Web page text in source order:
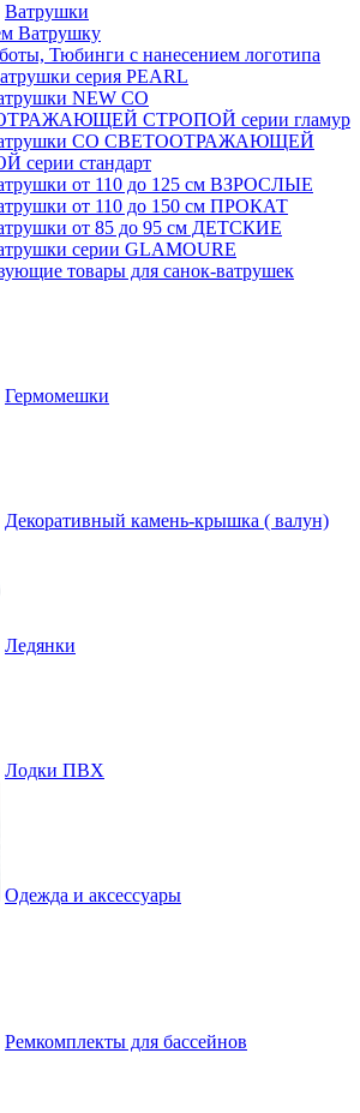
Ватрушки
Ватрушку
Тюбинги с нанесением логотипа
серия PEARL
NEW СО
СТРОПОЙ серии гламур
СО СВЕТООТРАЖАЮЩЕЙ
серии стандарт
от 110 до 125 см ВЗРОСЛЫЕ
от 110 до 150 см ПРОКАТ
от 85 до 95 см ДЕТСКИЕ
серии GLAMOURE
товары для санок-ватрушек
Гермомешки
Декоративный камень-крышка ( валун)
Ледянки
Лодки ПВХ
Одежда и аксессуары
Ремкомплекты для бассейнов